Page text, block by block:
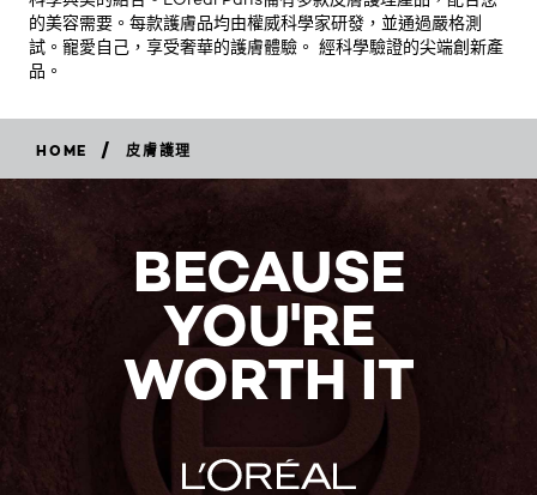
的美容需要。每款護膚品均由權威科學家研發，並通過嚴格測
試。寵愛自己，享受奢華的護膚體驗。 經科學驗證的尖端創新產
品。
HOME / 皮膚護理
BECAUSE
YOU'RE
WORTH IT